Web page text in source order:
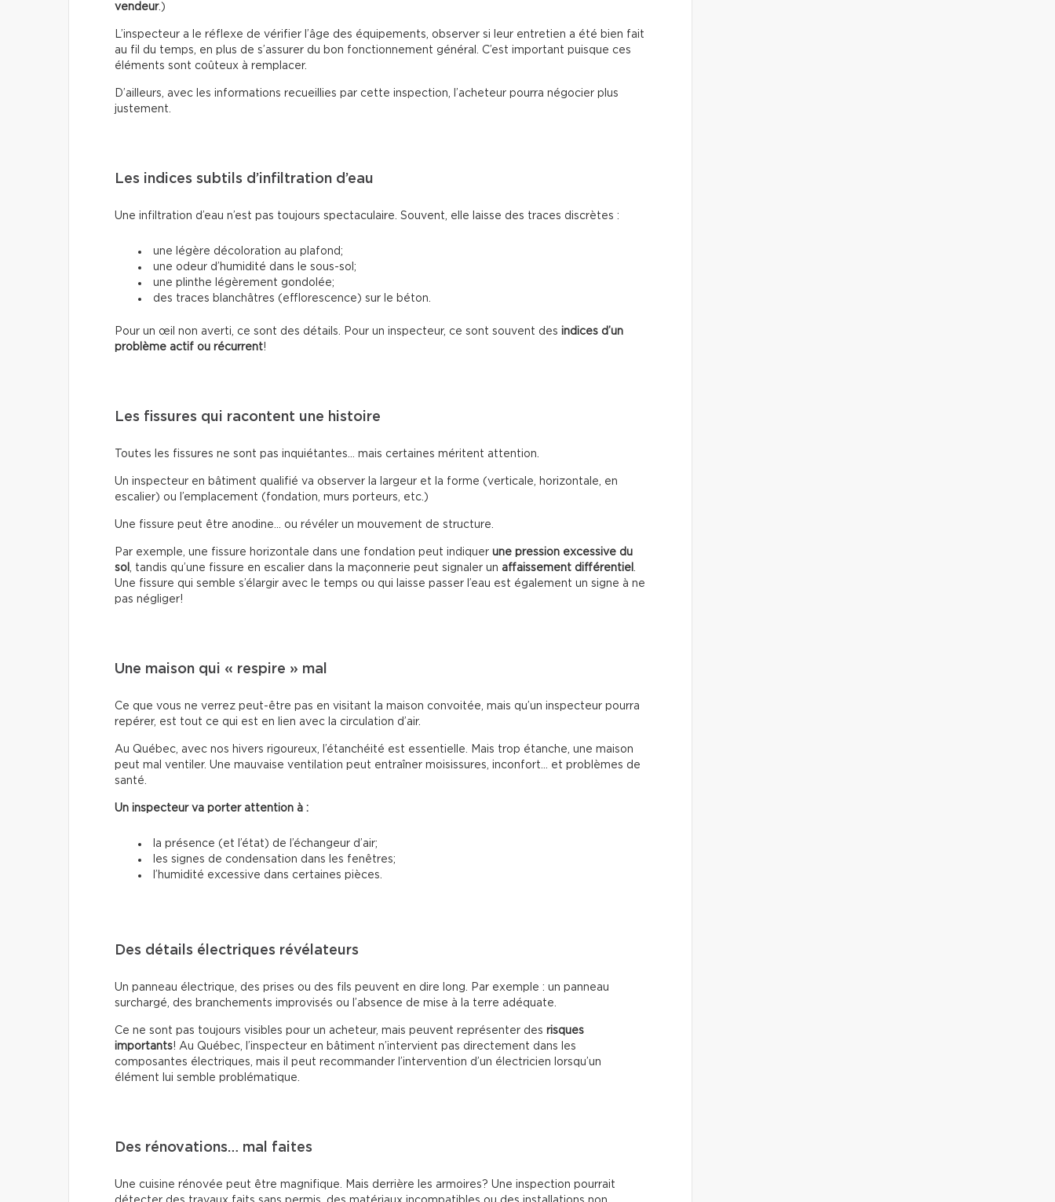
vendeur.)
L’inspecteur a le réflexe de vérifier l’âge des équipements, observer si leur entretien a été bien fait
au fil du temps, en plus de s’assurer du bon fonctionnement général. C’est important puisque ces
éléments sont coûteux à remplacer.
D’ailleurs, avec les informations recueillies par cette inspection, l’acheteur pourra négocier plus
justement.
Les indices subtils d’infiltration d’eau
Une infiltration d’eau n’est pas toujours spectaculaire. Souvent, elle laisse des traces discrètes :
une légère décoloration au plafond;
une odeur d’humidité dans le sous-sol;
une plinthe légèrement gondolée;
des traces blanchâtres (efflorescence) sur le béton.
Pour un œil non averti, ce sont des détails. Pour un inspecteur, ce sont souvent des indices d’un
problème actif ou récurrent!
Les fissures qui racontent une histoire
Toutes les fissures ne sont pas inquiétantes… mais certaines méritent attention.
Un inspecteur en bâtiment qualifié va observer la largeur et la forme (verticale, horizontale, en
escalier) ou l’emplacement (fondation, murs porteurs, etc.)
Une fissure peut être anodine… ou révéler un mouvement de structure.
Par exemple, une fissure horizontale dans une fondation peut indiquer une pression excessive du
sol
, tandis qu’une fissure en escalier dans la maçonnerie peut signaler un affaissement différentiel
Une fissure qui semble s’élargir avec le temps ou qui laisse passer l’eau est également un signe à ne
pas négliger!
Une maison qui « respire » mal
Ce que vous ne verrez peut-être pas en visitant la maison convoitée, mais qu’un inspecteur pourra
repérer, est tout ce qui est en lien avec la circulation d’air.
Au Québec, avec nos hivers rigoureux, l’étanchéité est essentielle. Mais trop étanche, une maison
peut mal ventiler. Une mauvaise ventilation peut entraîner moisissures, inconfort… et problèmes de
santé.
Un inspecteur va porter attention à :
la présence (et l’état) de l’échangeur d’air;
les signes de condensation dans les fenêtres;
l’humidité excessive dans certaines pièces.
Des détails électriques révélateurs
Un panneau électrique, des prises ou des fils peuvent en dire long. Par exemple : un panneau
surchargé, des branchements improvisés ou l’absence de mise à la terre adéquate.
Ce ne sont pas toujours visibles pour un acheteur, mais peuvent représenter des risques
importants! Au Québec, l’inspecteur en bâtiment n’intervient pas directement dans les
composantes électriques, mais il peut recommander l’intervention d’un électricien lorsqu’un
élément lui semble problématique.
Des rénovations… mal faites
Une cuisine rénovée peut être magnifique. Mais derrière les armoires? Une inspection pourrait